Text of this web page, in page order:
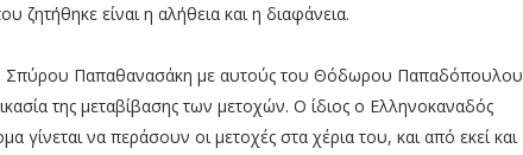
ζητήθηκε είναι η αλήθεια και η διαφάνεια.
Σπύρου Παπαθανασάκη με αυτούς του Θόδωρου Παπαδόπουλου
της μεταβίβασης των μετοχών. Ο ίδιος ο Ελληνοκαναδός
γίνεται να περάσουν οι μετοχές στα χέρια του, και από εκεί και